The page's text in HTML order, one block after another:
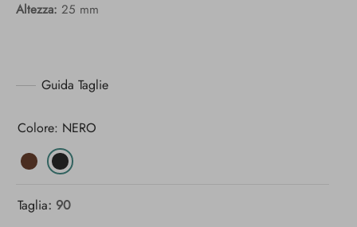
Altezza: 25 mm
Guida Taglie
Colore: NERO
Taglia: 90